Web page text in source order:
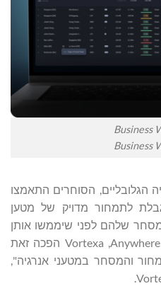
הגלובליים, הסוחרים התאמצו
לתמחור מדויק של מטען
שלהם לפני שיממשו אותן
בשוק. בעזרת Anywhere Freight Pricing, ‏Vortexa הפכה זאת
והמסחר במטעני אנרגיה",